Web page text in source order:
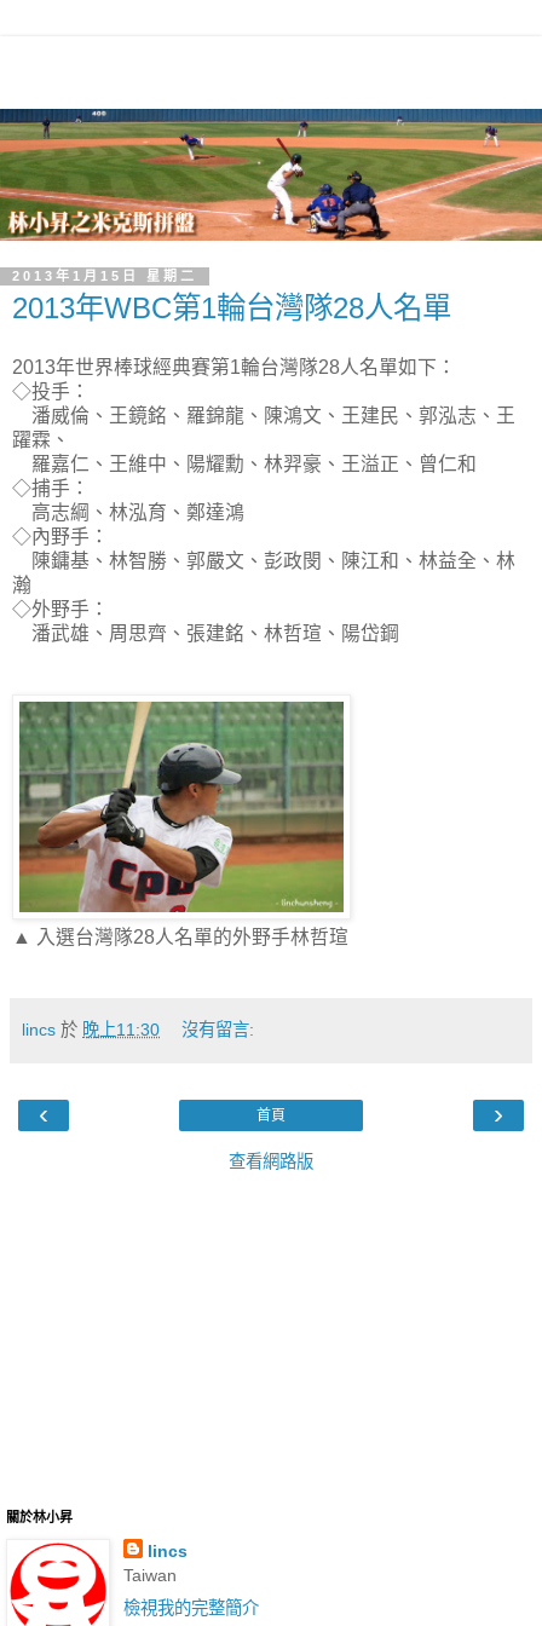
2013年1月15日 星期二
2013年WBC第1輪台灣隊28人名單
2013年世界棒球經典賽第1輪台灣隊28人名單如下：
◇投手：
潘威倫、王鏡銘、羅錦龍、陳鴻文、王建民、郭泓志、王
躍霖、
羅嘉仁、王維中、陽耀勳、林羿豪、王溢正、曾仁和
◇捕手：
高志綱、林泓育、鄭達鴻
◇內野手：
陳鏞基、林智勝、郭嚴文、彭政閔、陳江和、林益全、林
瀚
◇外野手：
潘武雄、周思齊、張建銘、林哲瑄、陽岱鋼
▲ 入選台灣隊28人名單的外野手林哲瑄
lincs 於 晚上11:30 沒有留言:
‹ ›
首頁
查看網路版
關於林小昇
lincs
Taiwan
檢視我的完整簡介